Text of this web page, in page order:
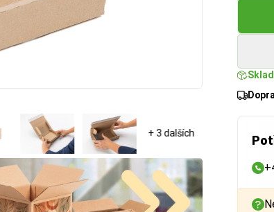
+ 3 dalších